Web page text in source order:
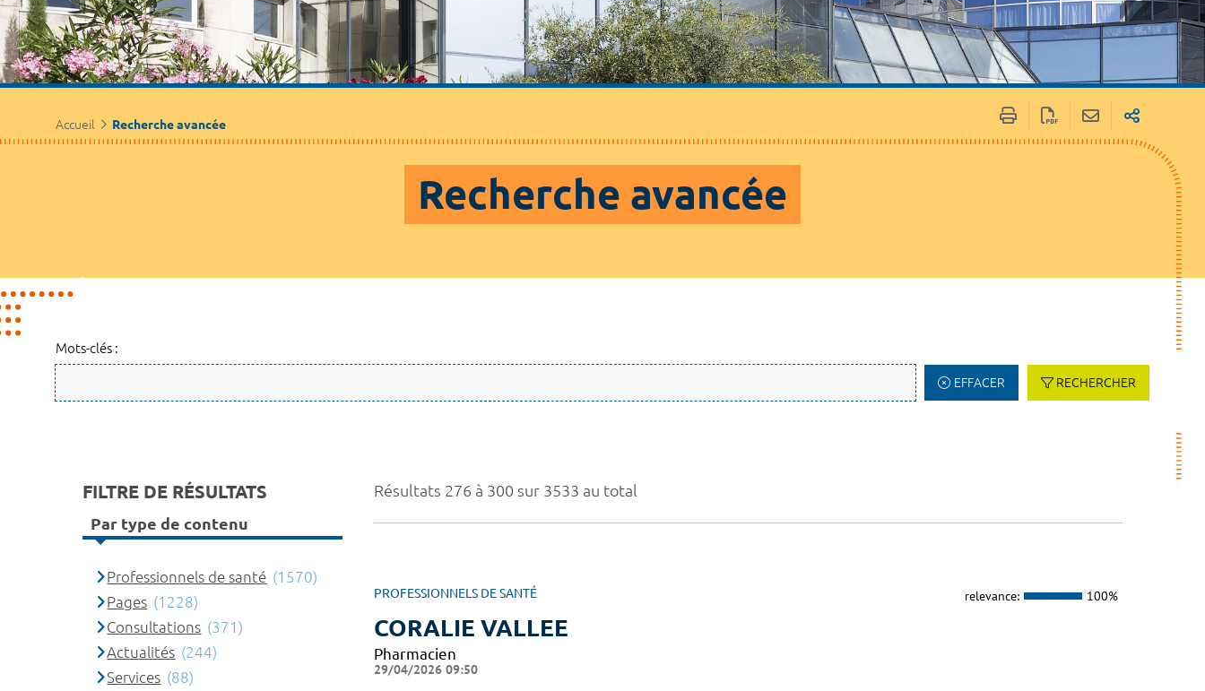
Accueil Recherche avancée
Recherche avancée
Mots-clés :
EFFACER RECHERCHER
Résultats 276 à 300 sur 3533 au total
PROFESSIONNELS DE SANTÉ relevance: 100%
CORALIE VALLEE
Pharmacien
29/04/2026 09:50
FILTRE DE RÉSULTATS
Par type de contenu
Professionnels de santé (1570)
Pages (1228)
Consultations (371)
Actualités (244)
Services (88)